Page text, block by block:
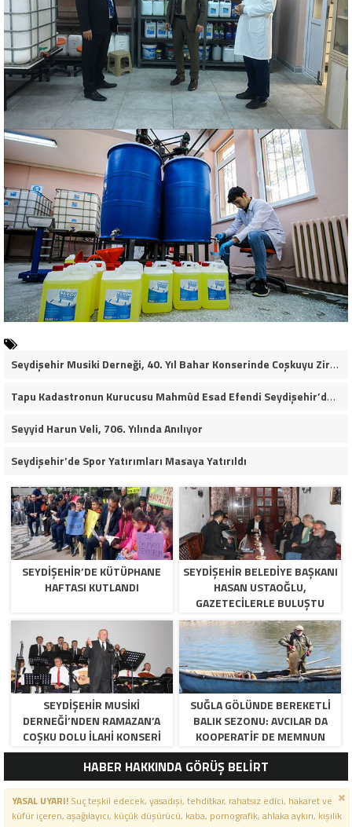
Seydişehir Musiki Derneği, 40. Yıl Bahar Konserinde Coşkuyu Zirveye Taşıdı (VİDEO HABER)
Tapu Kadastronun Kurucusu Mahmûd Esad Efendi Seydişehir’de Anıldı
Seyyid Harun Veli, 706. Yılında Anılıyor
Seydişehir’de Spor Yatırımları Masaya Yatırıldı
SEYDIŞEHIR’DE KÜTÜPHANE
HAFTASI KUTLANDI
SEYDIŞEHIR BELEDIYE BAŞKANI
HASAN USTAOĞLU,
GAZETECILERLE BULUŞTU
SEYDIŞEHIR MUSIKI
DERNEĞI’NDEN RAMAZAN’A
COŞKU DOLU İLAHI KONSERI
SUĞLA GÖLÜNDE BEREKETLI
BALIK SEZONU: AVCILAR DA
KOOPERATIF DE MEMNUN
HABER HAKKINDA GÖRÜŞ BELİRT
YASAL UYARI!Suç teşkil edecek, yasadışı, tehditkar, rahatsız edici, hakaret ve
küfür içeren, aşağılayıcı, küçük düşürücü, kaba, pornografik, ahlaka aykırı, kişilik